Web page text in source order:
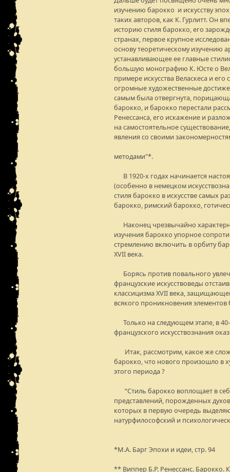
изучению барокко и искусству
таких авторов, как К. Гурлитт. Он
историю стиля барокко, его
странах, первое крупное
основу теоретическому изучению
устанавливающее ее главные
большую монографию К. Юсте о
примере искусства Веласкеса и его
огромные художественные
самым была отвергнута,
барокко, и барокко перестали
Ренессанса, его искажение и
на самостоятельное
явления со своими
методами"*.
В 1920-х годах начинается
(особенно в немецком
стиля барокко в искусстве самых
барокко, римский барокко,
Наконец чрезвычайно
изучения барокко упорное
стремлению включить в орбиту
XVII века.
Борясь против повального
французские искусствоведы
классицизма XVII века,
всякого проникновения элементов
Только на следующем этапе, в
французского искусствознания
Итак, рассмотрим, какое же
барокко, что нового произошло в
этого периода ?
“Стиль барокко воплощает в
представлений, порожденных
которых в первую очередь
натурфилософский и
*М.А. Барг Эпохи и идеи, стр. 94
** Виппер Б.Р. Ренессанс. Барокко.